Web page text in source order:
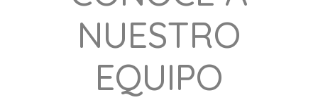
NUESTRO
EQUIPO